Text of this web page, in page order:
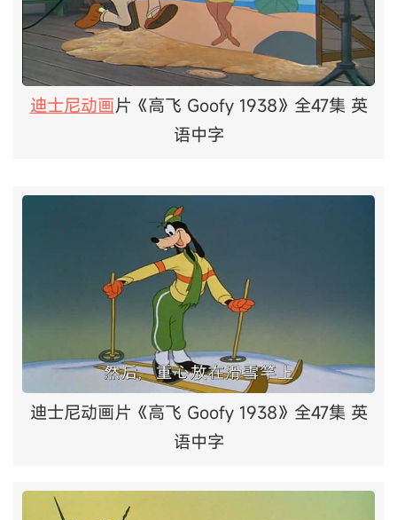
迪士尼动画片《高飞 Goofy 1938》全47集 英
语中字
迪士尼动画片《高飞 Goofy 1938》全47集 英
语中字